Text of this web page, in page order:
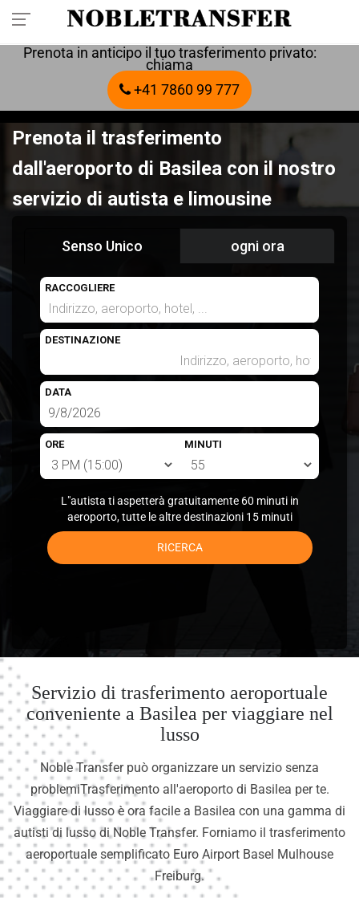
Prenota in anticipo il tuo trasferimento privato:
chiama
+41 7860 99 777
Prenota il trasferimento
dall'aeroporto di Basilea con il nostro
servizio di autista e limousine
Senso Unico ogni ora
RACCOGLIERE
DESTINAZIONE
DATA
ORE MINUTI
L"autista ti aspetterà gratuitamente 60 minuti in
aeroporto, tutte le altre destinazioni 15 minuti
RICERCA
Servizio di trasferimento aeroportuale
conveniente a Basilea per viaggiare nel
lusso
Noble Transfer può organizzare un servizio senza
problemiTrasferimento all'aeroporto di Basilea per te.
Viaggiare di lusso è ora facile a Basilea con una gamma di
autisti di lusso di Noble Transfer. Forniamo il trasferimento
aeroportuale semplificato Euro Airport Basel Mulhouse
Freiburg.